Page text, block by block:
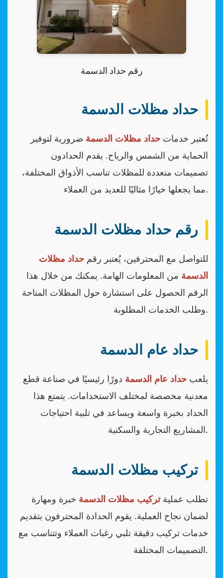
رقم حداد الدسمة
حداد مظلات الدسمة
تُعتبر خدمات حداد مظلات الدسمة ضرورية لتوفير
الحماية من الشمس والرياح. يقدم الحدادون
تصميمات متعددة للمظلات تناسب الأذواق المختلفة،
مما يجعلها خيارًا مثاليًا للعديد من العملاء.
رقم حداد مظلات الدسمة
للتواصل مع المحترفين، يُعتبر رقم حداد مظلات
الدسمة من المعلومات الهامة. يمكنك من خلال هذا
الرقم الحصول على استشارة حول المظلات المتاحة
وطلب الخدمات المطلوبة.
حداد عام الدسمة
يلعب حداد عام الدسمة دورًا رئيسيًا في صناعة قطع
معدنية مخصصة لمختلف الاستخدامات. يتمتع هذا
الحداد بخبرة واسعة ويساعد في تلبية احتياجات
المشاريع التجارية والسكنية.
تركيب مظلات الدسمة
تطلب عمليةتركيب مظلات الدسمة خبرة ومهارة
لضمان نجاح العملية. يقوم الحدادة المحترفون بتقديم
خدمات تركيب دقيقة تلبي رغبات العملاء وتتناسب مع
التصميمات المختلفة.